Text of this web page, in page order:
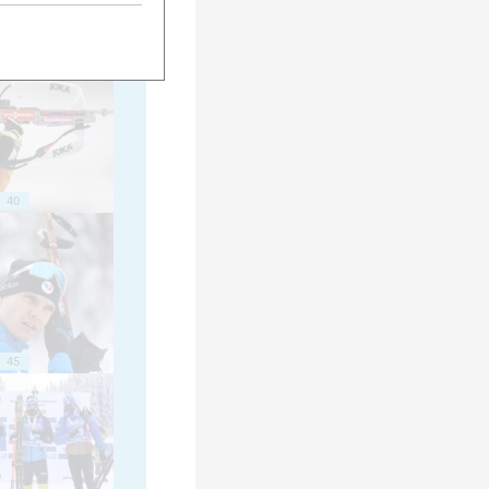
40
45